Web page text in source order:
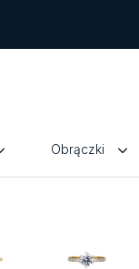
Obrączki